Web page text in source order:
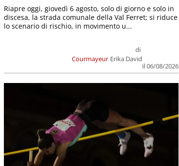
Courmayeur
di
Erika David
il 06/08/2026
Riapre oggi, giovedì 6 agosto, solo di giorno e solo in
discesa, la strada comunale della Val Ferret; si riduce
lo scenario di rischio, in movimento u...